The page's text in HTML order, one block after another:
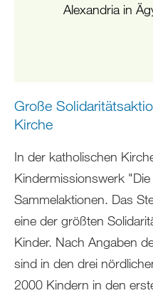
Alexandria in
Große
Kirche
In der katholischen
Kindermissionswerk
Sammelaktionen. Das
eine der größten
Kinder. Nach Angaben
sind in den drei
2000 Kindern in den